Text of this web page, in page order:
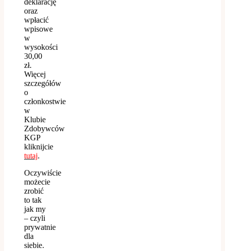
deklarację
oraz
wpłacić
wpisowe
w
wysokości
30,00
zł.
Więcej
szczegółów
o
członkostwie
w
Klubie
Zdobywców
KGP
kliknijcie
tutaj.
Oczywiście
możecie
zrobić
to tak
jak my
– czyli
prywatnie
dla
siebie.